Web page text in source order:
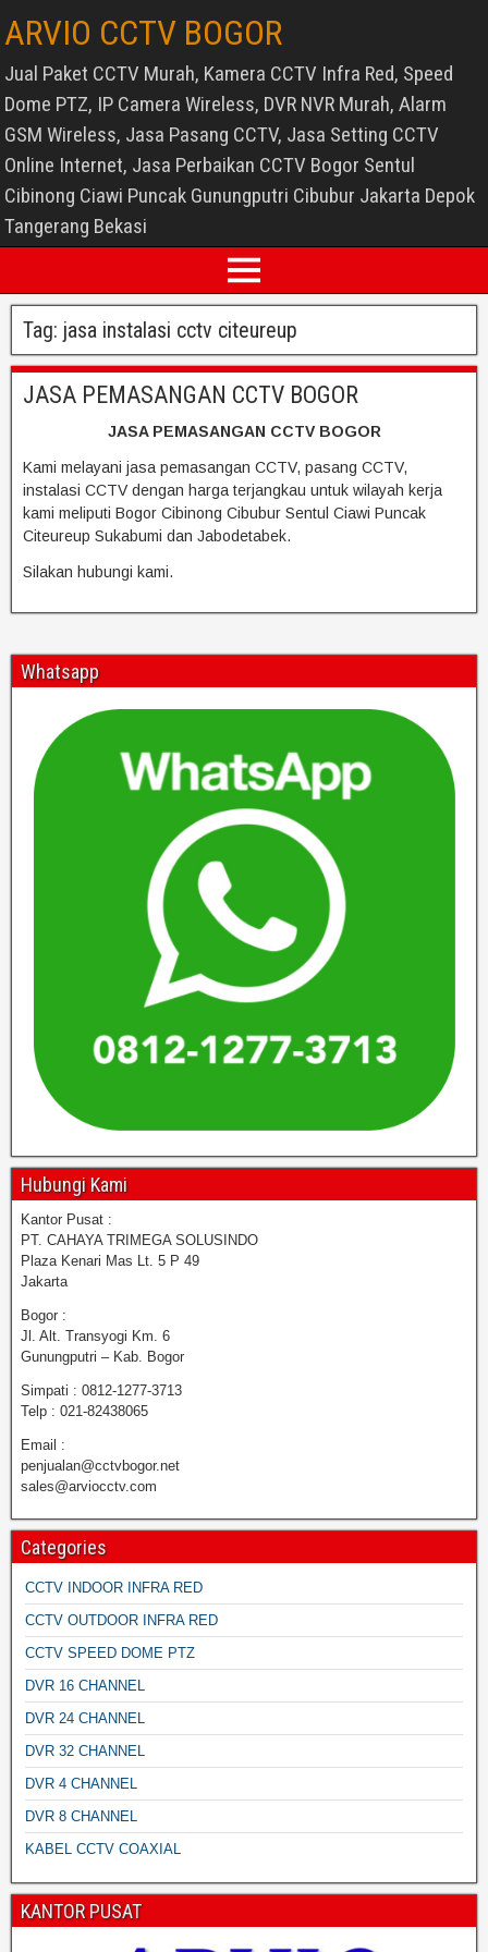
ARVIO CCTV BOGOR
Jual Paket CCTV Murah, Kamera CCTV Infra Red, Speed
Dome PTZ, IP Camera Wireless, DVR NVR Murah, Alarm
GSM Wireless, Jasa Pasang CCTV, Jasa Setting CCTV
Online Internet, Jasa Perbaikan CCTV Bogor Sentul
Cibinong Ciawi Puncak Gunungputri Cibubur Jakarta Depok
Tangerang Bekasi
Tag: jasa instalasi cctv citeureup
JASA PEMASANGAN CCTV BOGOR
JASA PEMASANGAN CCTV BOGOR
Kami melayani jasa pemasangan CCTV, pasang CCTV,
instalasi CCTV dengan harga terjangkau untuk wilayah kerja
kami meliputi Bogor Cibinong Cibubur Sentul Ciawi Puncak
Citeureup Sukabumi dan Jabodetabek.
Silakan hubungi kami.
Whatsapp
Hubungi Kami
Kantor Pusat :
PT. CAHAYA TRIMEGA SOLUSINDO
Plaza Kenari Mas Lt. 5 P 49
Jakarta
Bogor :
Jl. Alt. Transyogi Km. 6
Gunungputri – Kab. Bogor
Simpati : 0812-1277-3713
Telp : 021-82438065
Email :
penjualan@cctvbogor.net
sales@arviocctv.com
Categories
CCTV INDOOR INFRA RED
CCTV OUTDOOR INFRA RED
CCTV SPEED DOME PTZ
DVR 16 CHANNEL
DVR 24 CHANNEL
DVR 32 CHANNEL
DVR 4 CHANNEL
DVR 8 CHANNEL
KABEL CCTV COAXIAL
KANTOR PUSAT